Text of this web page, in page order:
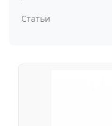
Статьи